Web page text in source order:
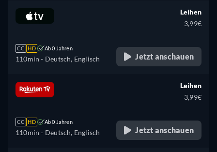
CC HD Ab 0 Jahren
110min - Deutsch, Englisch
Leihen
3,99€
Jetzt anschauen
CC HD Ab 0 Jahren
110min - Deutsch, Englisch
Leihen
3,99€
Jetzt anschauen